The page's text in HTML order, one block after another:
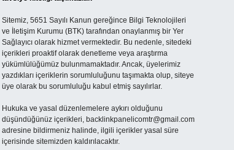
Sitemiz, 5651 Sayılı Kanun gereğince Bilgi Teknolojileri
ve İletişim Kurumu (BTK) tarafından onaylanmış bir Yer
Sağlayıcı olarak hizmet vermektedir. Bu nedenle, sitedeki
içerikleri proaktif olarak denetleme veya araştırma
yükümlülüğümüz bulunmamaktadır. Ancak, üyelerimiz
yazdıkları içeriklerin sorumluluğunu taşımakta olup, siteye
üye olarak bu sorumluluğu kabul etmiş sayılırlar.
Hukuka ve yasal düzenlemelere aykırı olduğunu
düşündüğünüz içerikleri, backlinkpanelicomtr@gmail.com
adresine bildirmeniz halinde, ilgili içerikler yasal süre
içerisinde sitemizden kaldırılacaktır.